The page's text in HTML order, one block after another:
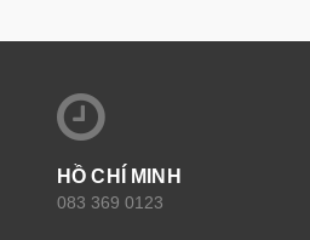
HỒ CHÍ MINH
083 369 0123